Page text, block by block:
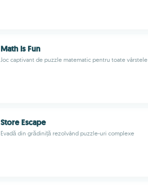
Math Is Fun
Joc captivant de puzzle matematic pentru toate vârstele
Store Escape
Evadă din grădiniță rezolvând puzzle-uri complexe